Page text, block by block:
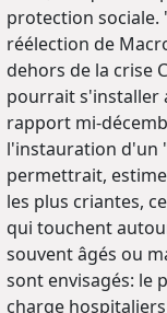
protection sociale.
réélection de
dehors de la crise
pourrait s'installer
rapport mi-
l'instauration d'un
permettrait,
les plus criantes,
qui touchent
souvent âgés ou
sont envisagés: le
charge